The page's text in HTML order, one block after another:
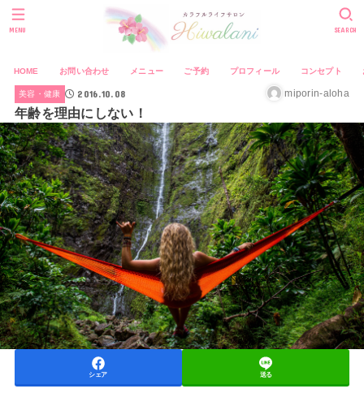
HOME お問い合わせ メニュー ご予約 プロフィール コンセプト
SEARCH
MENU
美容・健康 2016.10.08 miporin-aloha
年齢を理由にしない！
シェア 送る